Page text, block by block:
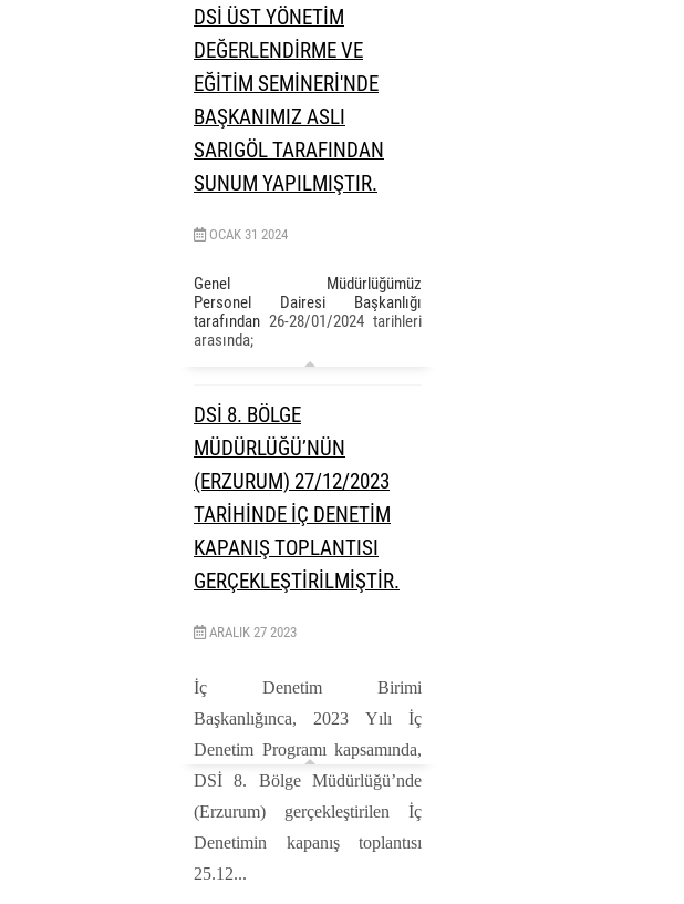
tarafından Bilgi Teknolojileri
Dairesi Başkanlığı’nda
yürütülen“Cumhurbaşkanlığı
Dijital Dönüşüm Ofisi Bilgi ve...
DSİ ÜST YÖNETİM
DEĞERLENDİRME VE
EĞİTİM SEMİNERİ'NDE
BAŞKANIMIZ ASLI
SARIGÖL TARAFINDAN
SUNUM YAPILMIŞTIR.
OCAK 31 2024
Genel Müdürlüğümüz
Personel Dairesi Başkanlığı
tarafından 26-28/01/2024 tarihleri
arasında;
DSİ 8. BÖLGE
MÜDÜRLÜĞÜ’NÜN
(ERZURUM) 27/12/2023
TARİHİNDE İÇ DENETİM
KAPANIŞ TOPLANTISI
GERÇEKLEŞTİRİLMİŞTİR.
ARALIK 27 2023
İç Denetim Birimi
Başkanlığınca, 2023 Yılı İç
Denetim Programı kapsamında,
DSİ 8. Bölge Müdürlüğü’nde
(Erzurum) gerçekleştirilen İç
Denetimin kapanış toplantısı
25.12...